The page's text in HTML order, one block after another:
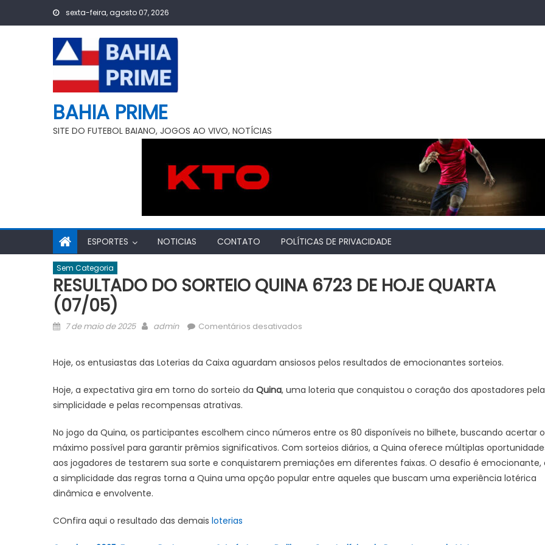
sexta-feira, agosto 07, 2026
BAHIA PRIME
SITE DO FUTEBOL BAIANO, JOGOS AO VIVO, NOTÍCIAS
ESPORTES NOTICIAS CONTATO POLÍTICAS DE PRIVACIDADE
Sem Categoria
RESULTADO DO SORTEIO QUINA 6723 DE HOJE QUARTA
(07/05)
Posted
7 de maio de 2025 Author
admin Comentários desativados
SORTEIO
6723
QUARTA
(07/05)
Hoje, os entusiastas das Loterias da Caixa aguardam ansiosos pelos resultados de emocionantes sorteios.
Hoje, a expectativa gira em torno do sorteio da Quina, uma loteria que conquistou o coração dos apostadores pela
simplicidade e pelas recompensas atrativas.
No jogo da Quina, os participantes escolhem cinco números entre os 80 disponíveis no bilhete, buscando acertar o
máximo possível para garantir prêmios significativos. Com sorteios diários, a Quina oferece múltiplas
aos jogadores de testarem sua sorte e conquistarem premiações em diferentes faixas. O desafio é emocionante,
a simplicidade das regras torna a Quina uma opção popular entre aqueles que buscam uma experiência lotérica
dinâmica e envolvente.
COnfira aqui o resultado das demais loterias